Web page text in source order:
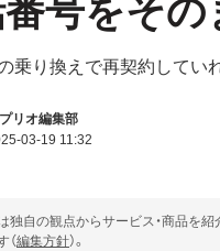
号をそ
乗り換えで再契約してい
リオ編集部
03-19 11:32
独自の観点からサービス・商品を
（編集方針）。